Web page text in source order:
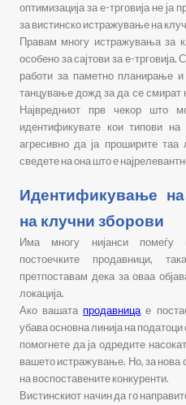
оптимизација за е-трговија не ја
за вистинско истражување на
Правам многу истражувања за
особено за сајтови за е-
работи за паметно планирање
танцување дожд за да се смират
Највредниот прв чекор што
идентификувате кои типови
агресивно да ја проширите
сведете на она што е
Идентификување
на клучни зборови
Има многу нијанси помеѓу
постоечките продавници,
претпоставам дека за оваа
локација.
Ако вашатапродавница е
убава основна линија на
помогнете да ја одредите
вашето истражување. Но, за нова
на воспоставените конкуренти.
Вистинскиот начин да го